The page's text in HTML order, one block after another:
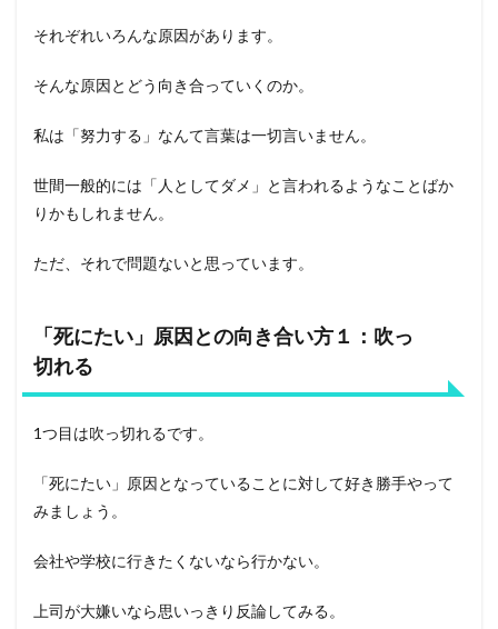
それぞれいろんな原因があります。
そんな原因とどう向き合っていくのか。
私は「努力する」なんて言葉は一切言いません。
世間一般的には「人としてダメ」と言われるようなことばか
りかもしれません。
ただ、それで問題ないと思っています。
「死にたい」原因との向き合い方１：吹っ
切れる
1つ目は吹っ切れるです。
「死にたい」原因となっていることに対して好き勝手やって
みましょう。
会社や学校に行きたくないなら行かない。
上司が大嫌いなら思いっきり反論してみる。